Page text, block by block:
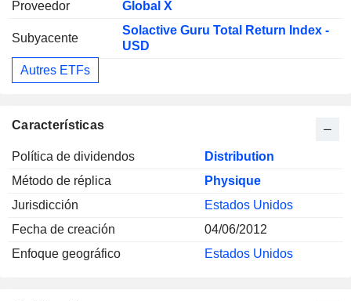
Proveedor
Global X
Subyacente
Solactive Guru Total Return Index -
USD
Autres ETFs
Características
Política de dividendos
Distribution
Método de réplica
Physique
Jurisdicción
Estados Unidos
Fecha de creación
04/06/2012
Enfoque geográfico
Estados Unidos